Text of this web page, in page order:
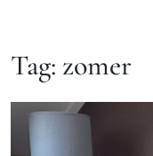
Tag: zomer